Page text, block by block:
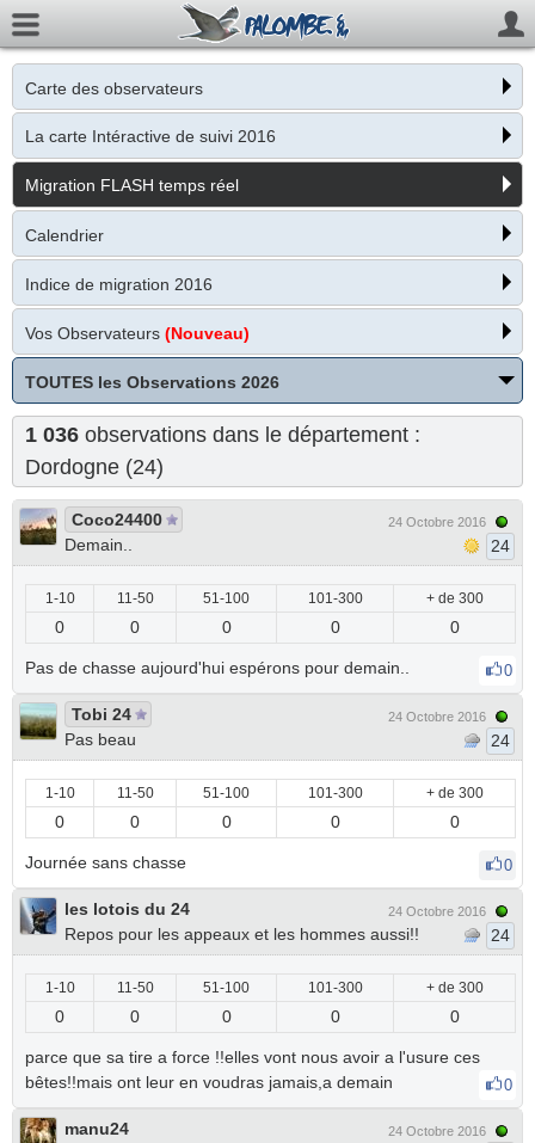
Carte des observateurs
La carte Intéractive de suivi 2016
Migration FLASH temps réel
Calendrier
Indice de migration 2016
Vos Observateurs (Nouveau)
TOUTES les Observations 2026
1 036 observations dans le département :
Dordogne (24)
Coco24400
Demain..
24 Octobre 2016
24
1-10 11-50 51-100 101-300 + de 300
0 0 0 0 0
Pas de chasse aujourd'hui espérons pour demain.. 0
Tobi 24
Pas beau
24 Octobre 2016
24
1-10 11-50 51-100 101-300 + de 300
0 0 0 0 0
Journée sans chasse 0
les lotois du 24
Repos pour les appeaux et les hommes aussi!!
24 Octobre 2016
24
1-10 11-50 51-100 101-300 + de 300
0 0 0 0 0
parce que sa tire a force !!elles vont nous avoir a l'usure ces
bêtes!!mais ont leur en voudras jamais,a demain
0
manu24
24 Octobre 2016